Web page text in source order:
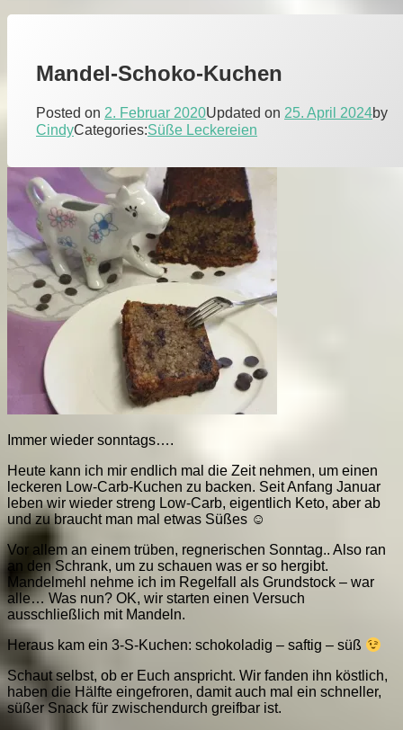
Mandel-Schoko-Kuchen
Posted on 2. Februar 2020Updated on 25. April 2024by
CindyCategories:Süße Leckereien
Immer wieder sonntags….
Heute kann ich mir endlich mal die Zeit nehmen, um einen
leckeren Low-Carb-Kuchen zu backen. Seit Anfang Januar
leben wir wieder streng Low-Carb, eigentlich Keto, aber ab
und zu braucht man mal etwas Süßes ☺
Vor allem an einem trüben, regnerischen Sonntag.. Also ran
an den Schrank, um zu schauen was er so hergibt.
Mandelmehl nehme ich im Regelfall als Grundstock – war
alle… Was nun? OK, wir starten einen Versuch
ausschließlich mit Mandeln.
Heraus kam ein 3-S-Kuchen: schokoladig – saftig – süß
Schaut selbst, ob er Euch anspricht. Wir fanden ihn köstlich,
haben die Hälfte eingefroren, damit auch mal ein schneller,
süßer Snack für zwischendurch greifbar ist.